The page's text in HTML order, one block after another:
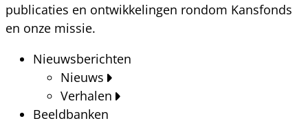
publicaties en ontwikkelingen rondom Kansfonds
en onze missie.
Nieuwsberichten
Nieuws
Verhalen
Beeldbanken